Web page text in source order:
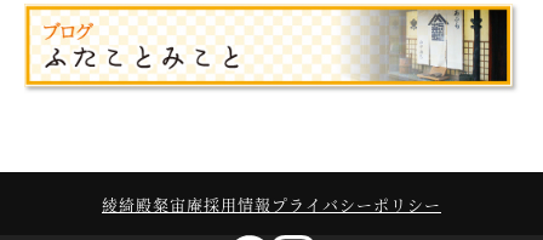
綾綺殿粲宙庵採用情報 プライバシーポリシー